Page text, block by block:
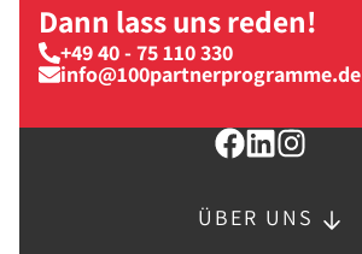
Dann lass uns reden!
+49 40 - 75 110 330
info@100partnerprogramme.de
ÜBER UNS